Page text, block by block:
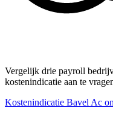
Vergelijk drie payroll
kostenindicatie aan te
Kostenindicatie Bavel Ac